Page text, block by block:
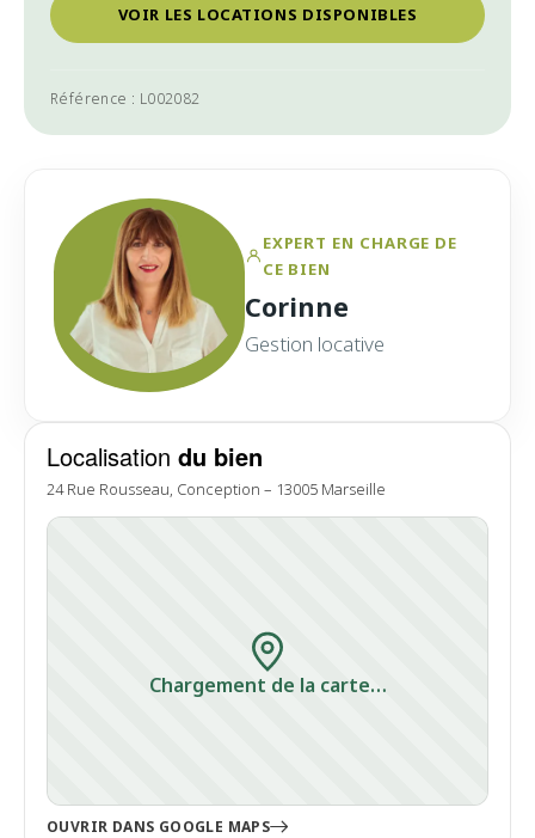
VOIR LES LOCATIONS DISPONIBLES
Référence : L002082
Localisation du bien
24 Rue Rousseau, Conception – 13005 Marseille
Chargement de la carte…
OUVRIR DANS GOOGLE MAPS
EXPERT EN CHARGE DE
CE BIEN
Corinne
Gestion locative